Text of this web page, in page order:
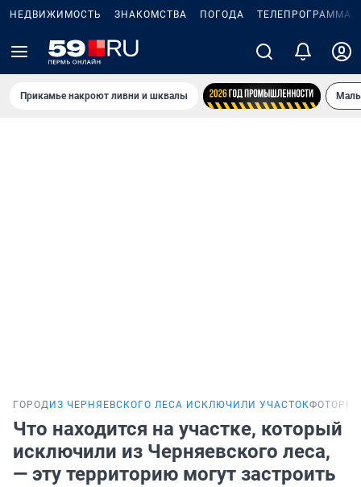
НЕДВИЖИМОСТЬ ЗНАКОМСТВА ПОГОДА ТЕЛЕПРОГРАММА
Прикамье накроют ливни и шквалы
ГОРОД ИЗ ЧЕРНЯЕВСКОГО ЛЕСА ИСКЛЮЧИЛИ УЧАСТОК
Что находится на участке, который
исключили из Черняевского леса,
— эту территорию могут застроить